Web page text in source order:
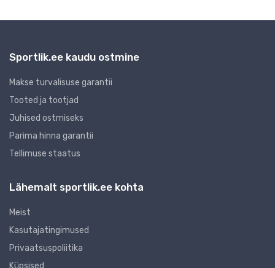
Sportlik.ee kaudu ostmine
Makse turvalisuse garantii
Tooted ja tootjad
Juhised ostmiseks
Parima hinna garantii
Tellimuse staatus
Lähemalt sportlik.ee kohta
Meist
Kasutajatingimused
Privaatsuspoliitika
Küpsised